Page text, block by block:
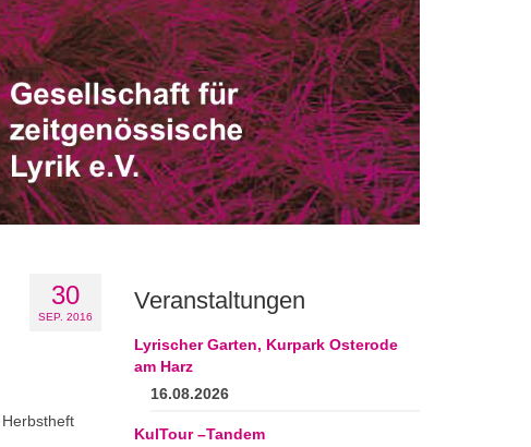
30
SEP. 2016
Veranstaltungen
Lyrischer Garten, Kurpark Osterode
am Harz
16.08.2026
KulTour –Tandem